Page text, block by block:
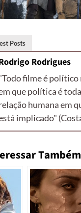
Posts
Rodrigues
filme é político
que política é
humana em
implicado"